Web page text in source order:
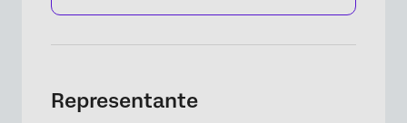
Representante